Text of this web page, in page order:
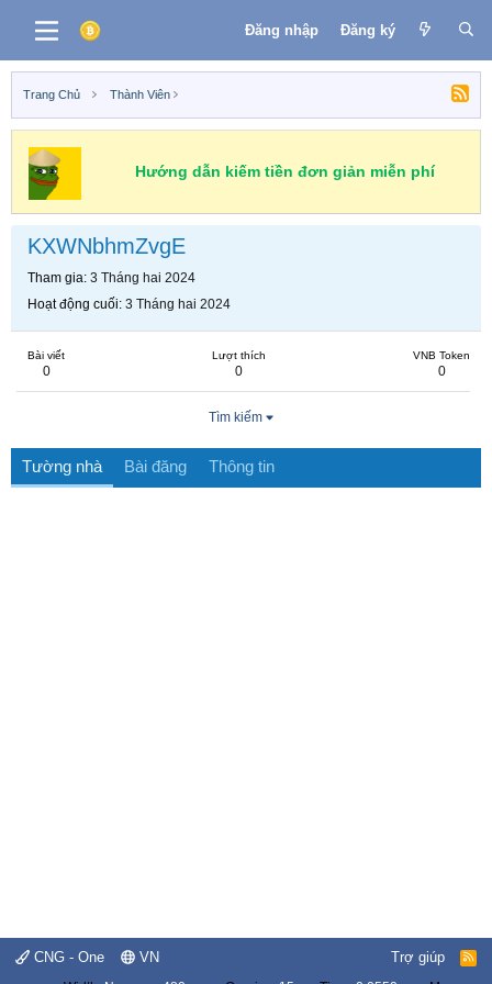
Đăng nhập Đăng ký
Trang Chủ Thành Viên
Hướng dẫn kiếm tiền đơn giản miễn phí
KXWNbhmZvgE
Tham gia 3 Tháng hai 2024
Hoạt động cuối 3 Tháng hai 2024
Bài viết
0
Lượt thích
0
VNB Token
0
Tìm kiếm
Tường nhà Bài đăng Thông tin
CNG - One VN Trợ giúp
R